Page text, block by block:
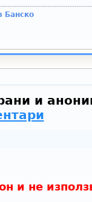
Банско
и
и не